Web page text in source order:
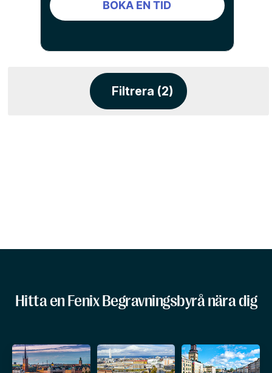
BOKA EN TID
Filtrera (2)
Hitta en Fenix Begravningsbyrå nära dig